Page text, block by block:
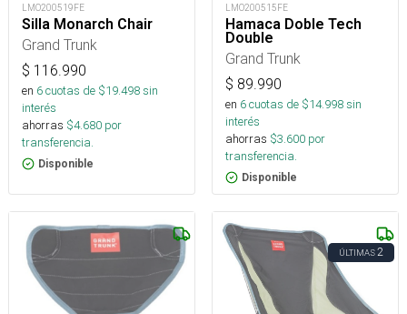
LMO200519FE
Silla Monarch Chair
Grand Trunk
$ 116.990
en 6cuotas de $19.498sin
interés
ahorras $4.680 por
transferencia.
Disponible
LMO200515FE
Hamaca Doble Tech
Double
Grand Trunk
$ 89.990
en 6cuotas de $14.998sin
interés
ahorras $3.600 por
transferencia.
Disponible
ÚLTIMAS2